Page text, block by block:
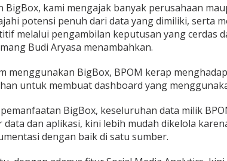
BigBox, kami mengajak banyak perusahaan
potensi penuh dari data yang dimiliki, serta
melalui pengambilan keputusan yang cerdas
Budi Aryasa menambahkan.
menggunakan BigBox, BPOM kerap
untuk membuat dashboard yang
BigBox, keseluruhan data milik
data dan aplikasi, kini lebih mudah dikelola
dengan baik di satu sumber.